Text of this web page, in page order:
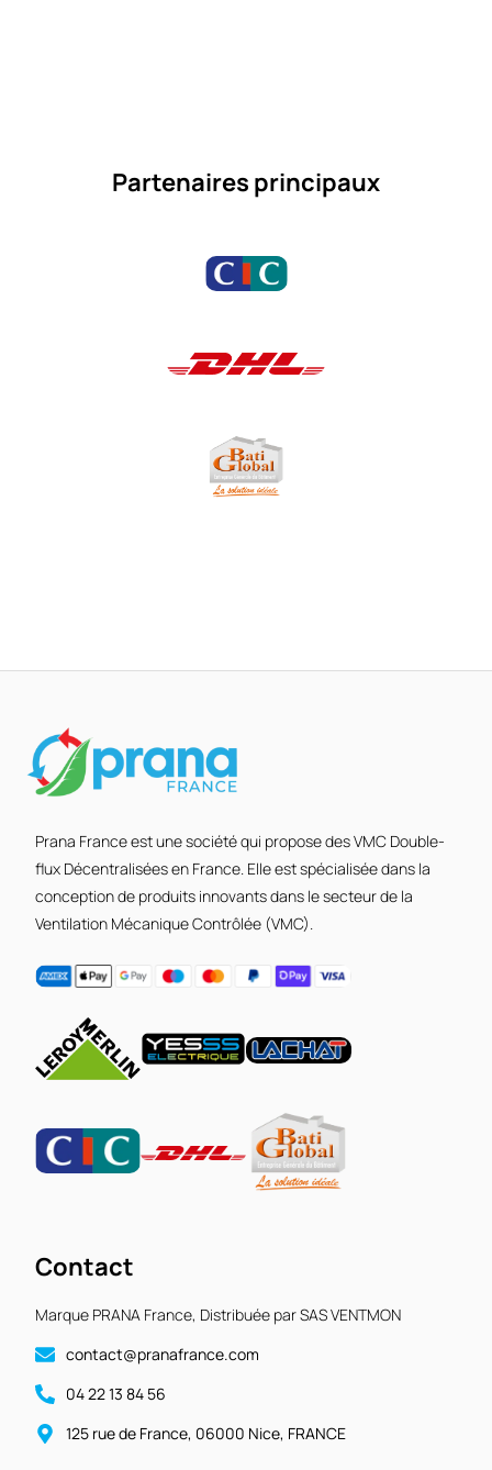
Partenaires principaux
Prana France est une société qui propose des VMC Double-
flux Décentralisées en France. Elle est spécialisée dans la
conception de produits innovants dans le secteur de la
Ventilation Mécanique Contrôlée (VMC).
Contact
Marque PRANA France, Distribuée par SAS VENTMON
contact@pranafrance.com
04 22 13 84 56
125 rue de France, 06000 Nice, FRANCE